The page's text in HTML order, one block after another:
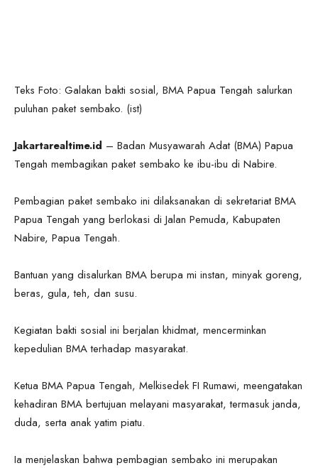
Teks Foto: Galakan bakti sosial, BMA Papua Tengah salurkan
puluhan paket sembako. (ist)
Jakartarealtime.id – Badan Musyawarah Adat (BMA) Papua
Tengah membagikan paket sembako ke ibu-ibu di Nabire.
Pembagian paket sembako ini dilaksanakan di sekretariat BMA
Papua Tengah yang berlokasi di Jalan Pemuda, Kabupaten
Nabire, Papua Tengah.
Bantuan yang disalurkan BMA berupa mi instan, minyak goreng,
beras, gula, teh, dan susu.
Kegiatan bakti sosial ini berjalan khidmat, mencerminkan
kepedulian BMA terhadap masyarakat.
Ketua BMA Papua Tengah, Melkisedek FI Rumawi, meengatakan
kehadiran BMA bertujuan melayani masyarakat, termasuk janda,
duda, serta anak yatim piatu.
Ia menjelaskan bahwa pembagian sembako ini merupakan